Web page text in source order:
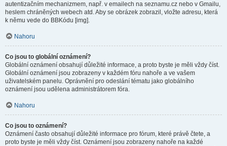
autentizačním mechanizmem, např. v emailech na seznamu.cz nebo v Gmailu,
heslem chráněných webech atd. Aby se obrázek zobrazil, vložte adresu, která
k němu vede do BBKódu [img].
Nahoru
Co jsou to globální oznámení?
Globální oznámení obsahují důležité informace, a proto byste je měli vždy číst.
Globální oznámení jsou zobrazeny v každém fóru nahoře a ve vašem
uživatelském panelu. Oprávnění pro odeslání tématu jako globálního
oznámení jsou udělena administrátorem fóra.
Nahoru
Co jsou to oznámení?
Oznámení často obsahují důležité informace pro fórum, které právě čtete, a
proto byste je měli vždy číst. Oznámení jsou zobrazeny nahoře na každé